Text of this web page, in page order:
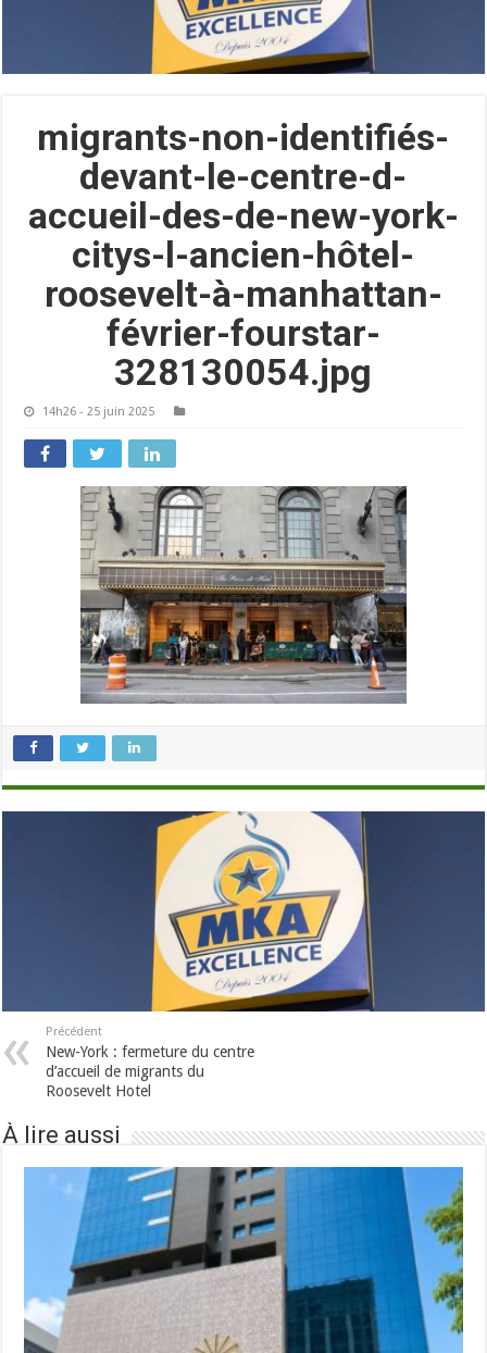
migrants-non-identifiés-
devant-le-centre-d-
accueil-des-de-new-york-
citys-l-ancien-hôtel-
roosevelt-à-manhattan-
février-fourstar-
328130054.jpg
14h26 - 25 juin 2025
Précédent
New-York : fermeture du centre
d’accueil de migrants du
Roosevelt Hotel
À lire aussi